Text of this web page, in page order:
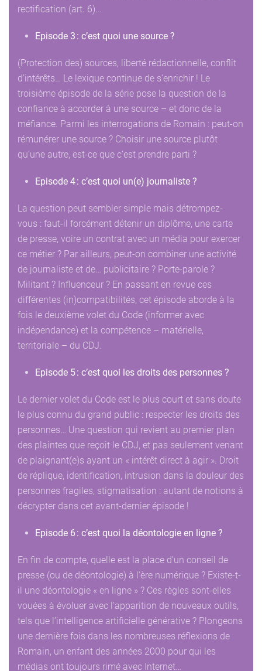
rectification (art. 6)…
Episode 3 : c’est quoi une source ?
(Protection des) sources, liberté rédactionnelle, conflit
d’intérêts… Le lexique continue de s’enrichir ! Le
troisième épisode de la série pose la question de la
confiance à accorder à une source – et donc de la
méfiance. Parmi les interrogations de Romain : peut-on
rémunérer une source ? Choisir une source plutôt
qu’une autre, est-ce que c’est prendre parti ?
Episode 4 : c’est quoi un(e) journaliste ?
La question peut sembler simple mais détrompez-
vous : faut-il forcément détenir un diplôme, une carte
de presse, voire un contrat avec un média pour exercer
ce métier ? Par ailleurs, peut-on combiner une activité
de journaliste et de… publicitaire ? Porte-parole ?
Militant ? Influenceur ? En passant en revue ces
différentes (in)compatibilités, cet épisode aborde à la
fois le deuxième volet du Code (informer avec
indépendance) et la compétence – matérielle,
territoriale – du CDJ.
Episode 5 : c’est quoi les droits des personnes ?
Le dernier volet du Code est le plus court et sans doute
le plus connu du grand public : respecter les droits des
personnes… Une question qui revient au premier plan
des plaintes que reçoit le CDJ, et pas seulement venant
de plaignant(e)s ayant un « intérêt direct à agir ». Droit
de réplique, identification, intrusion dans la douleur des
personnes fragiles, stigmatisation : autant de notions à
décrypter dans cet avant-dernier épisode !
Episode 6 : c’est quoi la déontologie en ligne ?
En fin de compte, quelle est la place d’un conseil de
presse (ou de déontologie) à l’ère numérique ? Existe-t-
il une déontologie « en ligne » ? Ces règles sont-elles
vouées à évoluer avec l’apparition de nouveaux outils,
tels que l’intelligence artificielle générative ? Plongeons
une dernière fois dans les nombreuses réflexions de
Romain, un enfant des années 2000 pour qui les
médias ont toujours rimé avec Internet…